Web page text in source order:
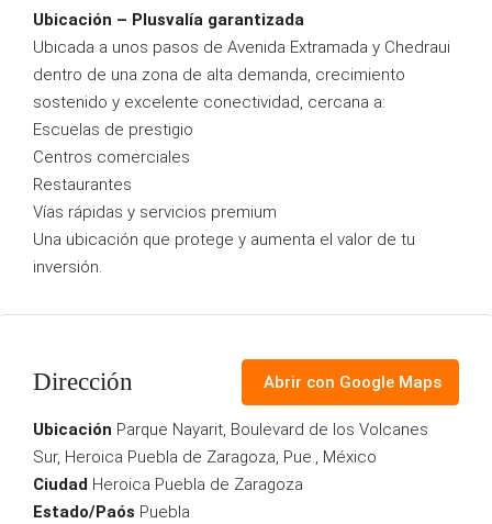
Ubicación – Plusvalía garantizada
Ubicada a unos pasos de Avenida Extramada y Chedraui
dentro de una zona de alta demanda, crecimiento
sostenido y excelente conectividad, cercana a:
Escuelas de prestigio
Centros comerciales
Restaurantes
Vías rápidas y servicios premium
Una ubicación que protege y aumenta el valor de tu
inversión.
Dirección Abrir con Google Maps
Ubicación Parque Nayarit, Boulevard de los Volcanes
Sur, Heroica Puebla de Zaragoza, Pue., México
Ciudad Heroica Puebla de Zaragoza
Estado/Paós Puebla